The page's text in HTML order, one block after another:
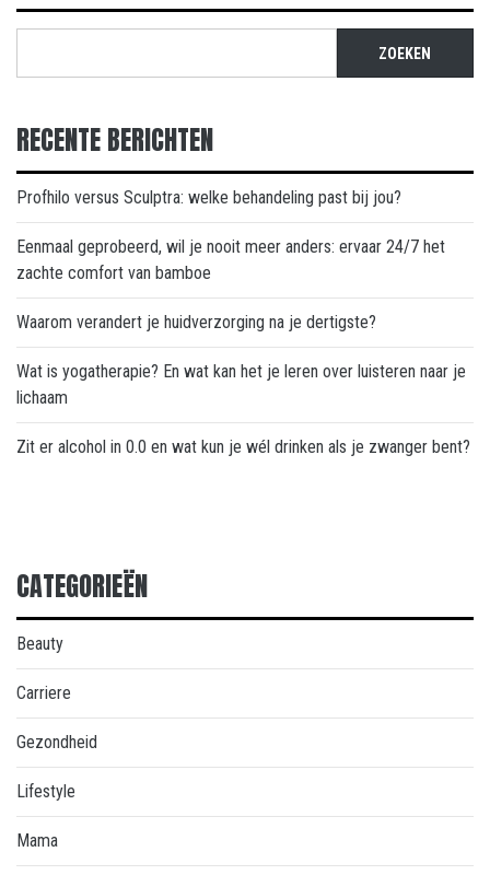
ZOEKEN
RECENTE BERICHTEN
Profhilo versus Sculptra: welke behandeling past bij jou?
Eenmaal geprobeerd, wil je nooit meer anders: ervaar 24/7 het
zachte comfort van bamboe
Waarom verandert je huidverzorging na je dertigste?
Wat is yogatherapie? En wat kan het je leren over luisteren naar je
lichaam
Zit er alcohol in 0.0 en wat kun je wél drinken als je zwanger bent?
CATEGORIEËN
Beauty
Carriere
Gezondheid
Lifestyle
Mama